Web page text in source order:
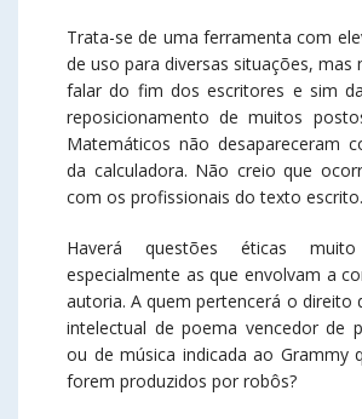
Trata-se de uma ferramenta com
de uso para diversas situações, mas
falar do fim dos escritores e sim
reposicionamento de muitos
Matemáticos não desapareceram
da calculadora. Não creio que
com os profissionais do texto escrito.
Haverá questões éticas
especialmente as que envolvam a
autoria. A quem pertencerá o direito
intelectual de poema vencedor de
ou de música indicada ao Grammy
forem produzidos por robôs?